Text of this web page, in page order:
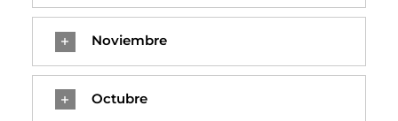
Noviembre
Octubre